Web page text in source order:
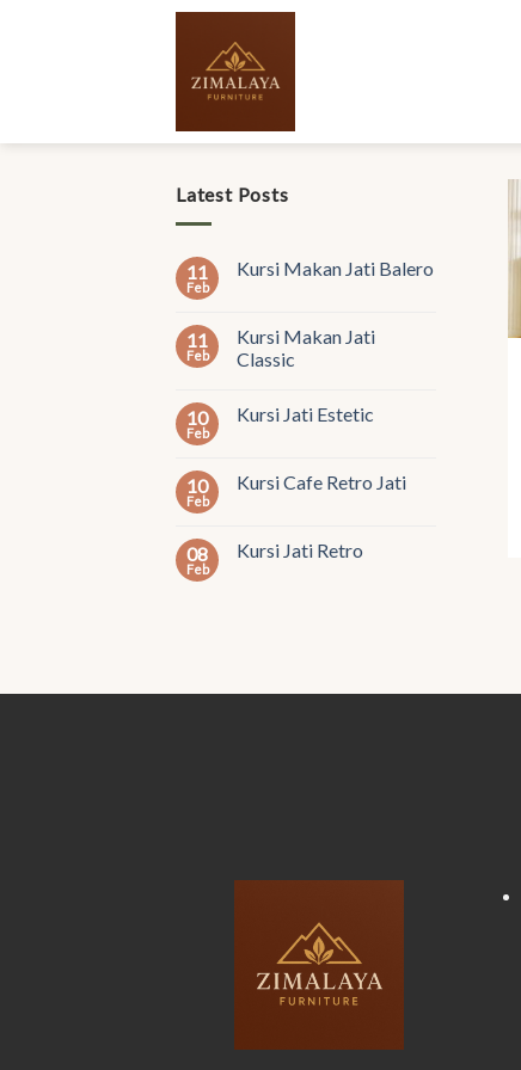
Latest Posts
11
Feb
Kursi Makan Jati Balero
11
Feb
Kursi Makan Jati
Classic
10
Feb
Kursi Jati Estetic
10
Feb
Kursi Cafe Retro Jati
08
Feb
Kursi Jati Retro